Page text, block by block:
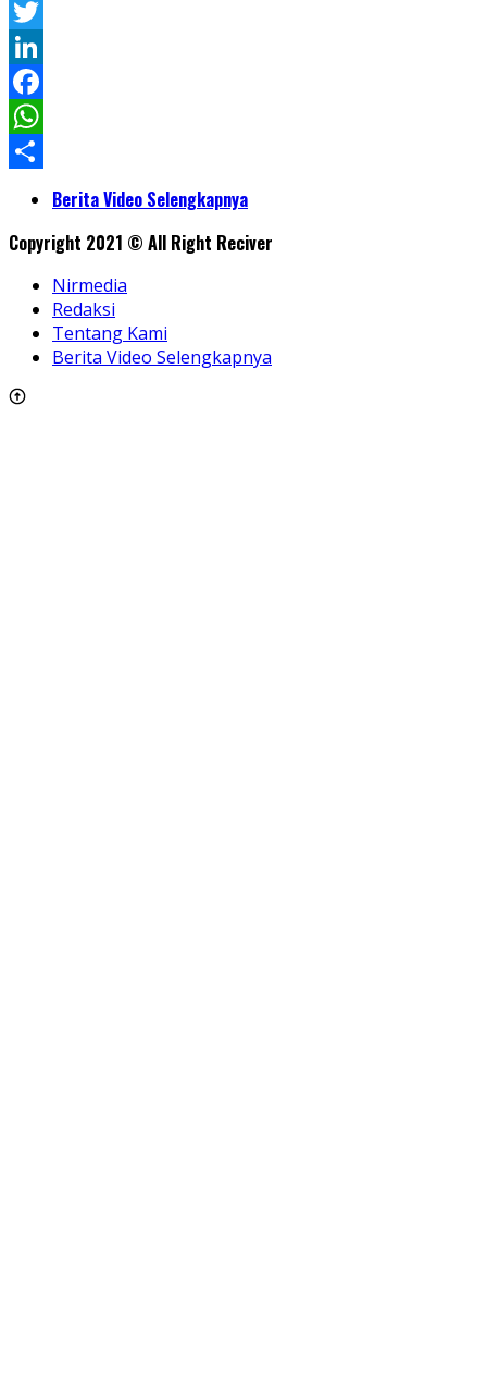
Pinterest
Twitter
LinkedIn
Facebook
WhatsApp
ShareBerita Video Selengkapnya
Copyright 2021 © All Right Reciver
Nirmedia
Redaksi
Tentang Kami
Berita Video Selengkapnya